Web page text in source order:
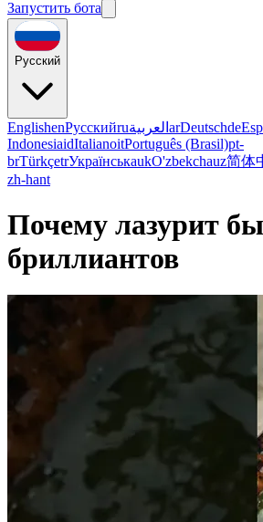
Запустить бота
Русский
EnglishenРусскийruالعربية arDeutschde
IndonesiaidItalianoitPortuguês (Brasil)pt-
brTürkçetrУкраїнськаukO'zbekchauz简体
zh-hant
Почему лазурит
бриллиантов